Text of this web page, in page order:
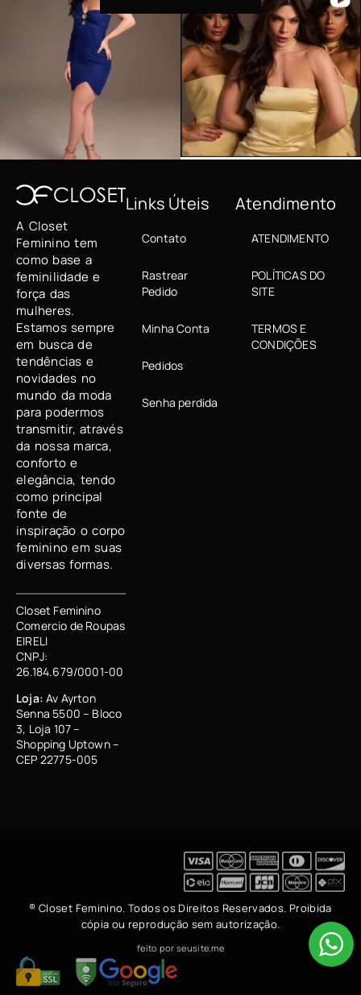
A Closet
Feminino tem
como base a
feminilidade e
força das
mulheres.
Estamos sempre
em busca de
tendências e
novidades no
mundo da moda
para podermos
transmitir, através
da nossa marca,
conforto e
elegância, tendo
como principal
fonte de
inspiração o corpo
feminino em suas
diversas formas.
Closet Feminino
Comercio de Roupas
EIRELI
CNPJ:
26.184.679/0001-00
Loja:Av Ayrton
Senna 5500 – Bloco
3, Loja 107 –
Shopping Uptown –
CEP 22775-005
Links Úteis
Contato
Rastrear
Pedido
Minha Conta
Pedidos
Senha perdida
Atendimento
ATENDIMENTO
POLÍTICAS DO
SITE
TERMOS E
CONDIÇÕES
® Closet Feminino. Todos os Direitos Reservados. Proibida
cópia ou reprodução sem autorização.
feito por seusite.me